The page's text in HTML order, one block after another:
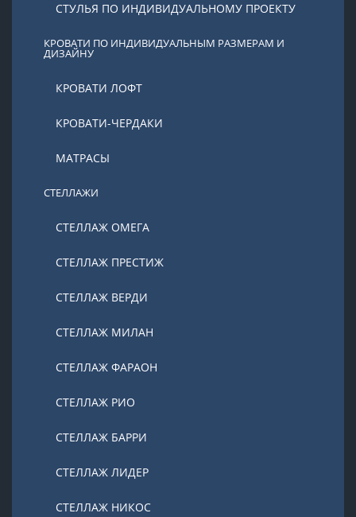
СТУЛЬЯ ПО ИНДИВИДУАЛЬНОМУ ПРОЕКТУ
КРОВАТИ ПО ИНДИВИДУАЛЬНЫМ РАЗМЕРАМ И
ДИЗАЙНУ
КРОВАТИ ЛОФТ
КРОВАТИ-ЧЕРДАКИ
МАТРАСЫ
СТЕЛЛАЖИ
СТЕЛЛАЖ ОМЕГА
СТЕЛЛАЖ ПРЕСТИЖ
СТЕЛЛАЖ ВЕРДИ
СТЕЛЛАЖ МИЛАН
СТЕЛЛАЖ ФАРАОН
СТЕЛЛАЖ РИО
СТЕЛЛАЖ БАРРИ
СТЕЛЛАЖ ЛИДЕР
СТЕЛЛАЖ НИКОС